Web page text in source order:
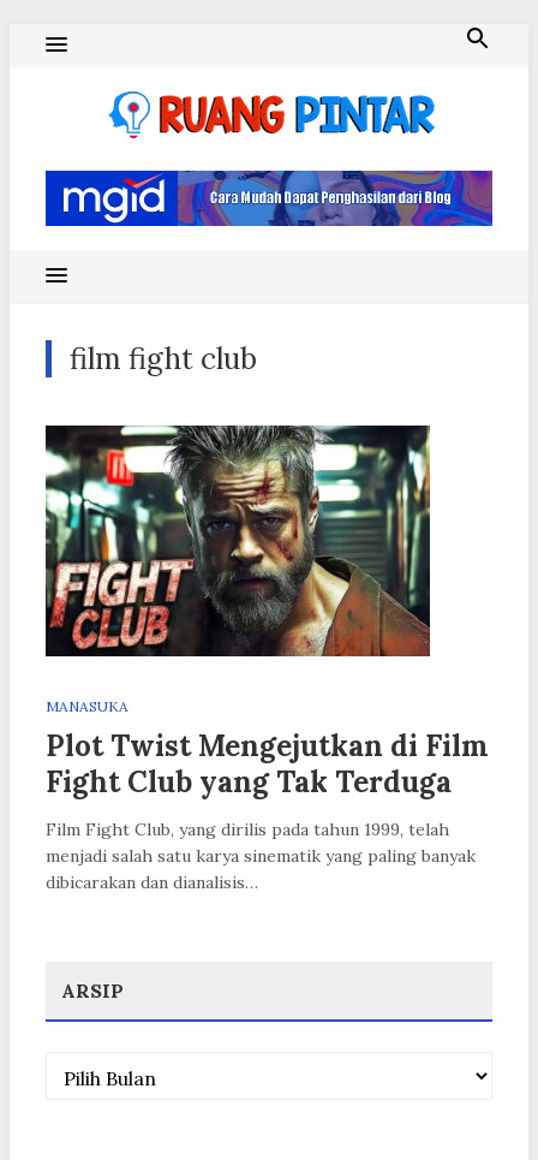
film fight club
MANASUKA
Plot Twist Mengejutkan di Film
Fight Club yang Tak Terduga
Film Fight Club, yang dirilis pada tahun 1999, telah
menjadi salah satu karya sinematik yang paling banyak
dibicarakan dan dianalisis…
ARSIP
Arsip